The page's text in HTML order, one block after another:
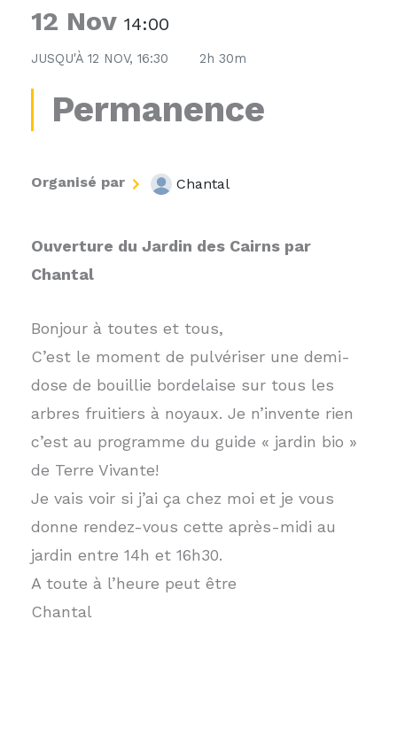
12 Nov 14:00
JUSQU'À 12 NOV, 16:30 2h 30m
Permanence
Organisé par Chantal
Ouverture du Jardin des Cairns par
Chantal
Bonjour à toutes et tous,
C’est le moment de pulvériser une demi-
dose de bouillie bordelaise sur tous les
arbres fruitiers à noyaux. Je n’invente rien
c’est au programme du guide « jardin bio »
de Terre Vivante!
Je vais voir si j’ai ça chez moi et je vous
donne rendez-vous cette après-midi au
jardin entre 14h et 16h30.
A toute à l’heure peut être
Chantal